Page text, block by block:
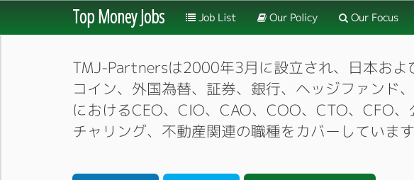
Top Money Jobs Job List Our Policy Our Focus
TMJ-Partnersは2000年3月に設立され、日本およ
コイン、外国為替、証券、銀行、ヘッジファンド
におけるCEO、CIO、CAO、COO、CTO、CFO
チャリング、不動産関連の職種をカバーしています